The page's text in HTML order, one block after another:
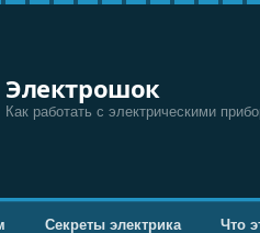
Электрошок
Как работать с электрическими
Секреты электрика Что